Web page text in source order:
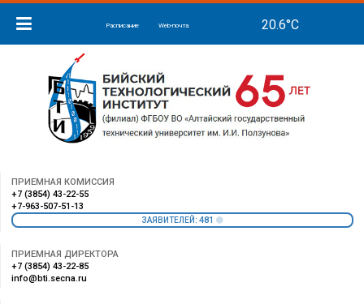
Расписание Web-почта
ПРИЕМНАЯ КОМИССИЯ
+7 (3854) 43-22-55
+7-963-507-51-13
ЗАЯВИТЕЛЕЙ: 481
ПРИЕМНАЯ ДИРЕКТОРА
+7 (3854) 43-22-85
info@bti.secna.ru